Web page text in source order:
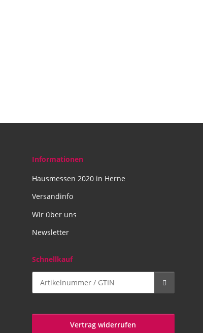
Informationen
Hausmessen 2020 in Herne
Versandinfo
Wir über uns
Newsletter
Schnellkauf
Vertrag widerrufen